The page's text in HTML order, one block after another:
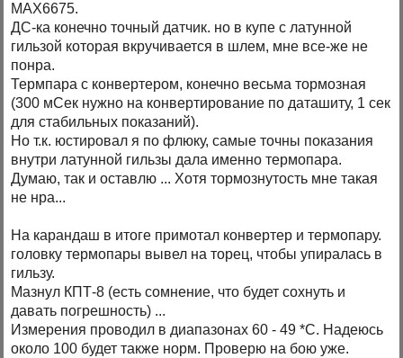
MAX6675.
ДС-ка конечно точный датчик. но в купе с латунной
гильзой которая вкручивается в шлем, мне все-же не
понра.
Термпара с конвертером, конечно весьма тормозная
(300 мСек нужно на конвертирование по даташиту, 1 сек
для стабильных показаний).
Но т.к. юстировал я по флюку, самые точны показания
внутри латунной гильзы дала именно термопара.
Думаю, так и оставлю ... Хотя тормознутость мне такая
не нра...
На карандаш в итоге примотал конвертер и термопару.
головку термопары вывел на торец, чтобы упиралась в
гильзу.
Мазнул КПТ-8 (есть сомнение, что будет сохнуть и
давать погрешность) ...
Измерения проводил в диапазонах 60 - 49 *С. Надеюсь
около 100 будет также норм. Проверю на бою уже.